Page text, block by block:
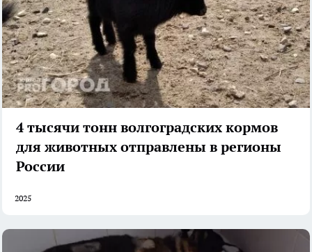
4 тысячи тонн волгоградских кормов
для животных отправлены в регионы
России
2025